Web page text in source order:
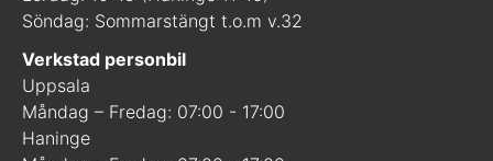
Söndag: Sommarstängt t.o.m v.32
Verkstad personbil
Uppsala
Måndag – Fredag: 07:00 - 17:00
Haninge